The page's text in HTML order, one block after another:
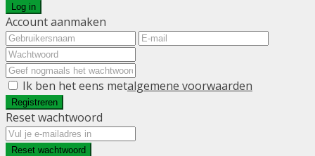
Log in
Account aanmaken
Ik ben het eens metalgemene voorwaarden
Registreren
Reset wachtwoord
Reset wachtwoord